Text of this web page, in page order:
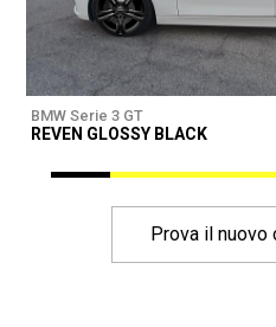
BMW Serie 3 GT
REVEN GLOSSY BLACK
Prova il nuovo